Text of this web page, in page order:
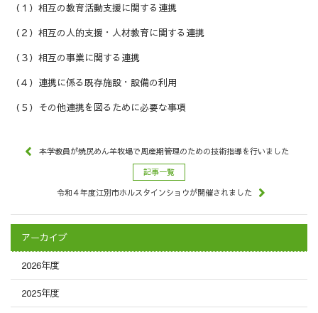
（１）相互の教育活動支援に関する連携
（２）相互の人的支援・人材教育に関する連携
（３）相互の事業に関する連携
（４）連携に係る既存施設・設備の利用
（５）その他連携を図るために必要な事項
本学教員が焼尻めん羊牧場で周産期管理のための技術指導を行いました
記事一覧
令和４年度江別市ホルスタインショウが開催されました
アーカイブ
2026年度
2025年度